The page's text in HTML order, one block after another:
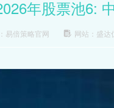
年股票池6:
易倍策略官网 网站：盛达